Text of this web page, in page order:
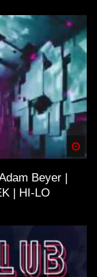
Beyer |
| HI-LO